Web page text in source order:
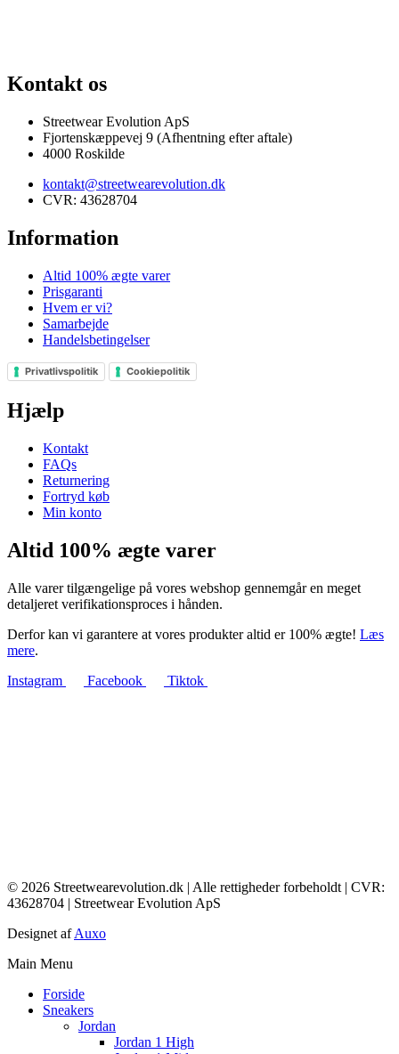
Kontakt os
Streetwear Evolution ApS
Fjortenskæppevej 9 (Afhentning efter aftale)
4000 Roskilde
kontakt@streetwearevolution.dk
CVR: 43628704
Information
Altid 100% ægte varer
Prisgaranti
Hvem er vi?
Samarbejde
Handelsbetingelser
Privatlivspolitik Cookiepolitik
Hjælp
Kontakt
FAQs
Returnering
Fortryd køb
Min konto
Altid 100% ægte varer
Alle varer tilgængelige på vores webshop gennemgår en meget
detaljeret verifikationsproces i hånden.
Derfor kan vi garantere at vores produkter altid er 100% ægte! Læs
mere.
Instagram
Facebook Tiktok
© 2026 Streetwearevolution.dk | Alle rettigheder forbeholdt | CVR:
43628704 | Streetwear Evolution ApS
Designet afAuxo
Main Menu
Forside
Sneakers
Jordan
Jordan 1 High